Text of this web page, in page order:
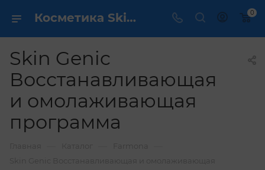
Косметика Skin Genic Восстанавливающая и омолаживающая программа - купить в интернет магазине ✔️ по выгодной цене 0
Skin Genic
Восстанавливающая
и омолаживающая
программа